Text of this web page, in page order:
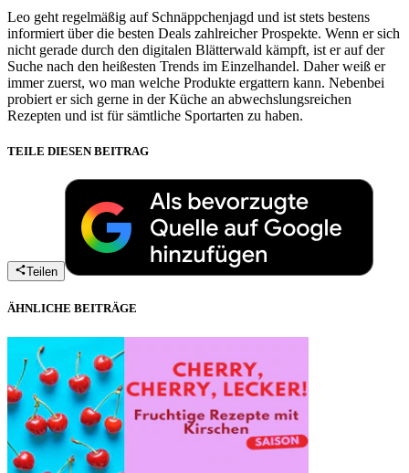
Leo geht regelmäßig auf Schnäppchenjagd und ist stets bestens
informiert über die besten Deals zahlreicher Prospekte. Wenn er sich
nicht gerade durch den digitalen Blätterwald kämpft, ist er auf der
Suche nach den heißesten Trends im Einzelhandel. Daher weiß er
immer zuerst, wo man welche Produkte ergattern kann. Nebenbei
probiert er sich gerne in der Küche an abwechslungsreichen
Rezepten und ist für sämtliche Sportarten zu haben.
TEILE DIESEN BEITRAG
Teilen
ÄHNLICHE BEITRÄGE